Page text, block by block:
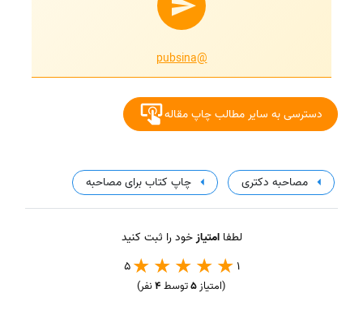
@pubsina
دسترسی به سایر مطالب چاپ مقاله
مصاحبه دکتری چاپ کتاب برای مصاحبه
لطفاامتیازخود را ثبت کنید
1
5
(امتیاز5توسط4نفر)